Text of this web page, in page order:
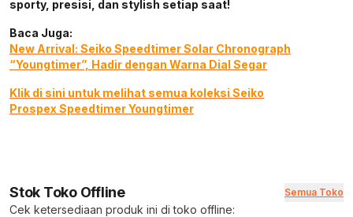
sporty, presisi, dan stylish setiap saat!
Baca Juga:
New Arrival: Seiko Speedtimer Solar Chronograph
“Youngtimer”, Hadir dengan Warna Dial Segar
Klik di sini untuk melihat semua koleksi Seiko
Prospex Speedtimer Youngtimer
Stok Toko Offline Semua Toko
Cek ketersediaan produk ini di toko offline: